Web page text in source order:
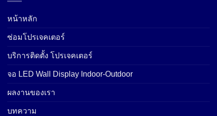
หน้าหลัก
ซ่อมโปรเจคเตอร์
บริการติดตั้ง โปรเจคเตอร์
จอ LED Wall Display Indoor-Outdoor
ผลงานของเรา
บทความ